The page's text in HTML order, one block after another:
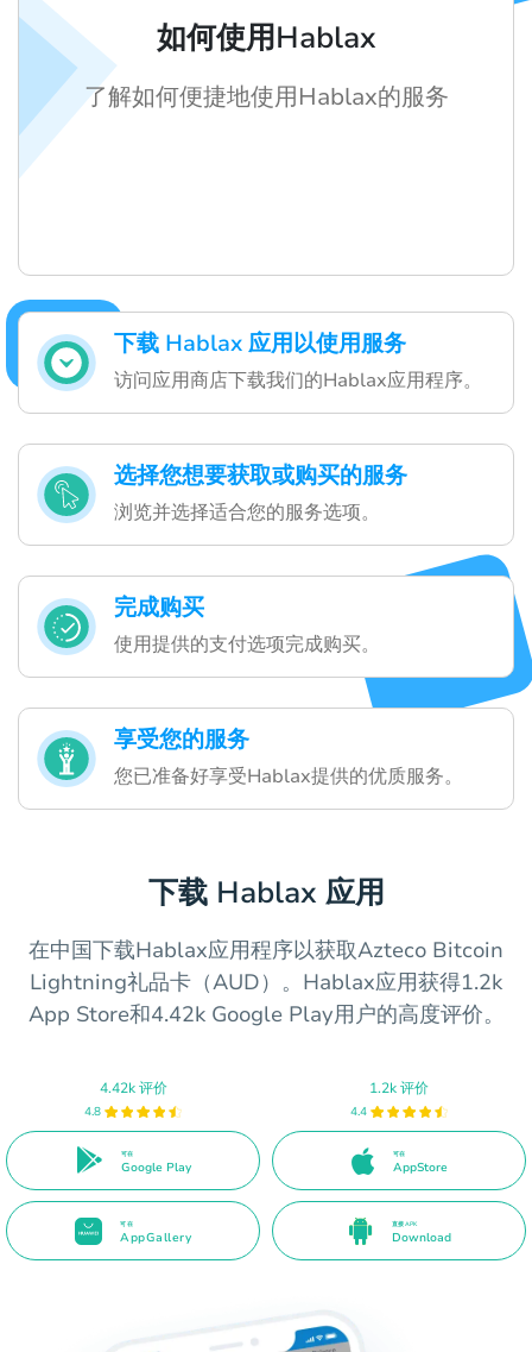
下载 Hablax 应用以使用服务
访问应用商店下载我们的Hablax应用程序。
选择您想要获取或购买的服务
浏览并选择适合您的服务选项。
完成购买
使用提供的支付选项完成购买。
享受您的服务
您已准备好享受Hablax提供的优质服务。
如何使用Hablax
了解如何便捷地使用Hablax的服务
下载 Hablax 应用
在中国下载Hablax应用程序以获取Azteco Bitcoin
Lightning礼品卡（AUD）。Hablax应用获得1.2k
App Store和4.42k Google Play用户的高度评价。
4.42k 评价
4.8
可在
Google Play
1.2k 评价
4.4
可在
AppStore
可在
AppGallery
直接 APK
Download